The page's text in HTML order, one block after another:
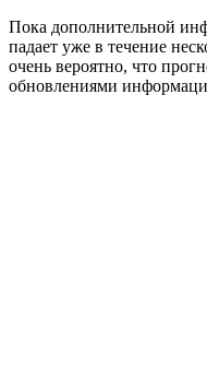
Пока дополнительной
падает уже в течение
очень вероятно, что
обновлениями